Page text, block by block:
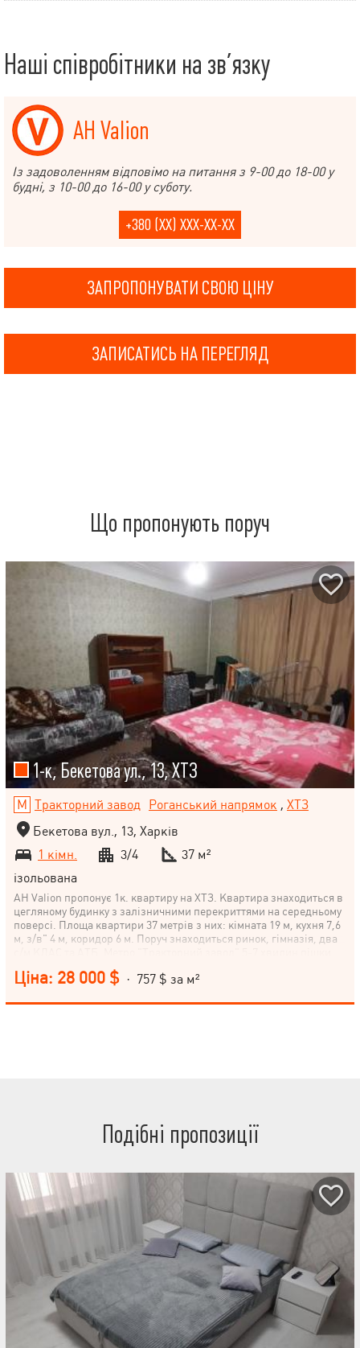
Наші співробітники на зв’язку
АН Valion
Із задоволенням відповімо на питання з 9-00 до 18-00 у
будні, з 10-00 до 16-00 у суботу.
+380 (XX) XXX-XX-XX
ЗАПРОПОНУВАТИ СВОЮ ЦІНУ
ЗАПИСАТИСЬ НА ПЕРЕГЛЯД
Що пропонують поруч
1-к, Бекетова ул., 13, ХТЗ
Тракторний завод Роганський напрямок , ХТЗ
Бекетова вул., 13, Харків
1 кімн.
3/4
37 м²
ізольована
АН Valion пропонує 1к. квартиру на ХТЗ. Квартира знаходиться в
цегляному будинку з залізничними перекриттями на середньому
поверсі. Площа квартири 37 метрів з них: кімната 19 м, кухня 7,6
м, з/в" 4 м, коридор 6 м. Поруч знаходиться ринок, гімназія, два
Ціна: 28 000 $ · 757 $ за м²
Подібні пропозиції